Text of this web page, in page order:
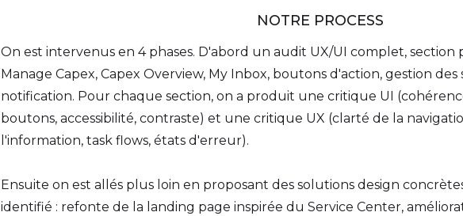
NOTRE PROCESS
On est intervenus en 4 phases. D'abord un audit UX/UI complet, section
Manage Capex, Capex Overview, My Inbox, boutons d'action, gestion
notification. Pour chaque section, on a produit une critique UI
boutons, accessibilité, contraste) et une critique UX (clarté de la
l'information, task flows, états d'erreur).
Ensuite on est allés plus loin en proposant des solutions design
identifié : refonte de la landing page inspirée du Service Center,